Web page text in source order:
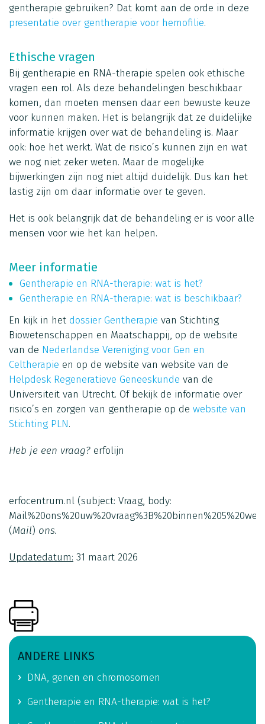
gentherapie gebruiken? Dat komt aan de orde in deze
presentatie over gentherapie voor hemofilie.
Ethische vragen
Bij gentherapie en RNA-therapie spelen ook ethische
vragen een rol. Als deze behandelingen beschikbaar
komen, dan moeten mensen daar een bewuste keuze
voor kunnen maken. Het is belangrijk dat ze duidelijke
informatie krijgen over wat de behandeling is. Maar
ook: hoe het werkt. Wat de risico’s kunnen zijn en wat
we nog niet zeker weten. Maar de mogelijke
bijwerkingen zijn nog niet altijd duidelijk. Dus kan het
lastig zijn om daar informatie over te geven.
Het is ook belangrijk dat de behandeling er is voor alle
mensen voor wie het kan helpen.
Meer informatie
Gentherapie en RNA-therapie: wat is het?
Gentherapie en RNA-therapie: wat is beschikbaar?
En kijk in het dossier Gentherapie van Stichting
Biowetenschappen en Maatschappij, op de website
van de Nederlandse Vereniging voor Gen en
Celtherapie en op de website van website van de
Helpdesk Regeneratieve Geneeskunde van de
Universiteit van Utrecht. Of bekijk de informatie over
risico’s en zorgen van gentherapie op de website van
Stichting PLN.
Heb je een vraag? erfolijn
erfocentrum.nl (subject: Vraag, body:
(Mail) ons.
Updatedatum: 31 maart 2026
ANDERE LINKS
DNA, genen en chromosomen
Gentherapie en RNA-therapie: wat is het?